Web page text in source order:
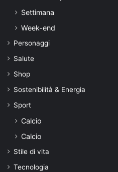
Settimana
Week-end
Personaggi
Salute
Shop
Sostenibilità & Energia
Sport
Calcio
Calcio
Stile di vita
Tecnologia